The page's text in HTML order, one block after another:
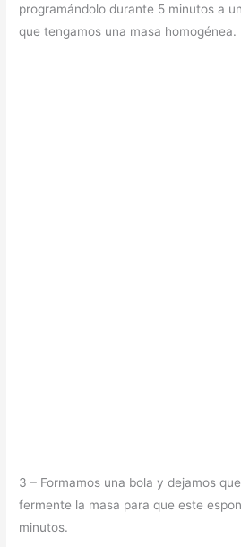
programándolo durante 5 minutos a
que tengamos una masa homogénea.
3 – Formamos una bola y dejamos
fermente la masa para que este
minutos.